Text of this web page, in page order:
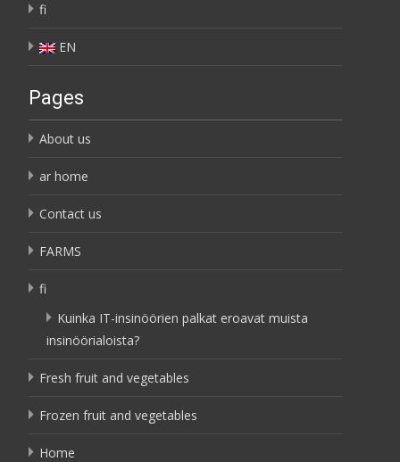
fi
EN
Pages
About us
ar home
Contact us
FARMS
fi
Kuinka IT-insinöörien palkat eroavat muista
insinöörialoista?
Fresh fruit and vegetables
Frozen fruit and vegetables
Home